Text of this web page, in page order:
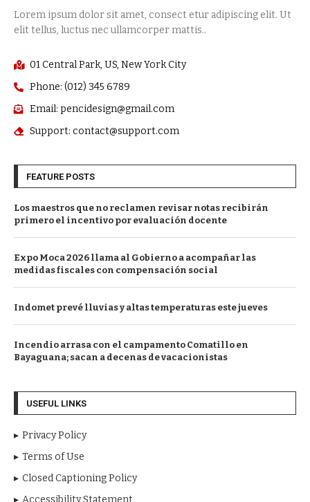
Lorem ipsum dolor sit amet, consect etur adipiscing elit. Ut
elit tellus, luctus nec ullamcorper mattis..
01 Central Park, US, New York City
Phone: (012) 345 6789
Email: pencidesign@gmail.com
Support: contact@support.com
FEATURE POSTS
Los maestros que no reclamen revisar notas recibirán
primero el incentivo por evaluación docente
Expo Moca 2026 llama al Gobierno a acompañar las
medidas fiscales con compensación social
Indomet prevé lluvias y altas temperaturas este jueves
Incendio arrasa con el campamento Comatillo en
Bayaguana; sacan a decenas de vacacionistas
USEFUL LINKS
Privacy Policy
Terms of Use
Closed Captioning Policy